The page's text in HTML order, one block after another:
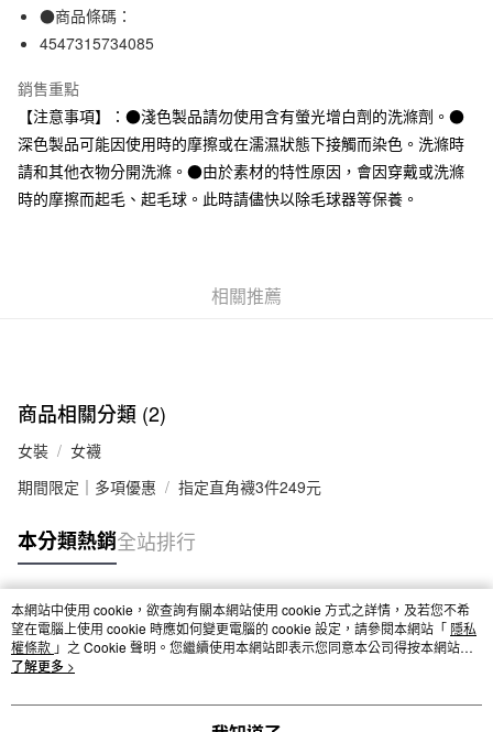
臺灣中小企業銀行
匯豐（台灣）商業銀行
元大商業銀行
玉山商業銀行
星展（台灣）商業銀行
台新國際商業銀行
中國信託商業銀行
台灣樂天信用卡公司
Apple Pay
悠遊付
運送方式
全家取貨付款
每筆NT$65，滿NT$1,000(含以上)免運費
付款後7-11取貨
宅配
無印良品門市自取
●商品條碼：
4547315734085
銷售重點
【注意事項】：●淺色製品請勿使用含有螢光增白劑的洗滌劑。●
深色製品可能因使用時的摩擦或在濡濕狀態下接觸而染色。洗滌時
請和其他衣物分開洗滌。●由於素材的特性原因，會因穿戴或洗滌
時的摩擦而起毛、起毛球。此時請儘快以除毛球器等保養。
相關推薦
商品相關分類 (2)
女裝
女襪
期間限定｜多項優惠
指定直角襪3件249元
本分類熱銷全站排行
熱門標籤
本網站中使用 cookie，欲查詢有關本網站使用 cookie 方式之詳情，及若您不希
望在電腦上使用 cookie 時應如何變更電腦的 cookie 設定，請參閱本網站「 隱私
權條款 」之 Cookie 聲明。您繼續使用本網站即表示您同意本公司得按本網站使
用條款之 Cookie 聲明使用 cookie。
了解更多 >